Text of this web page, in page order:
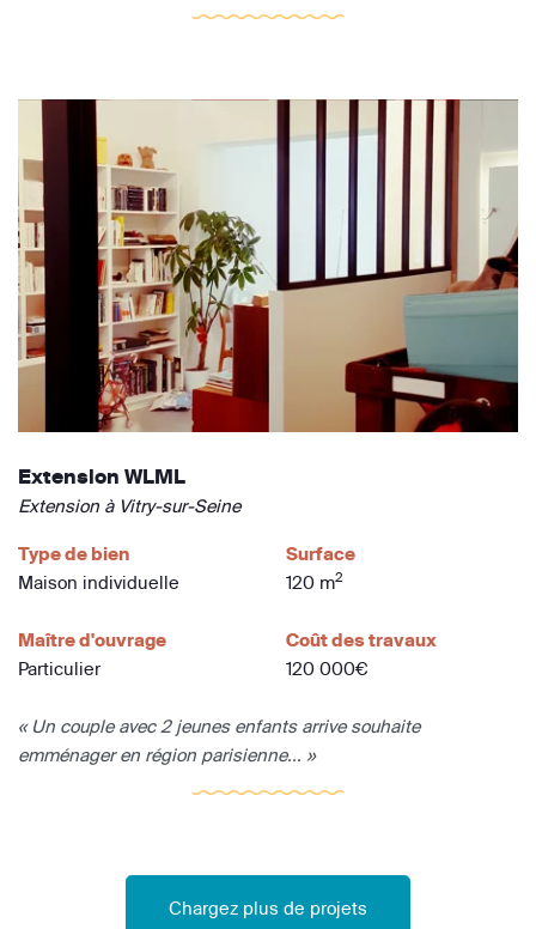
Extension WLML
Extension à Vitry-sur-Seine
Type de bien
Maison individuelle
Surface
120 m2
Maître d'ouvrage
Particulier
Coût des travaux
120 000€
« Un couple avec 2 jeunes enfants arrive souhaite
emménager en région parisienne... »
Chargez plus de projets